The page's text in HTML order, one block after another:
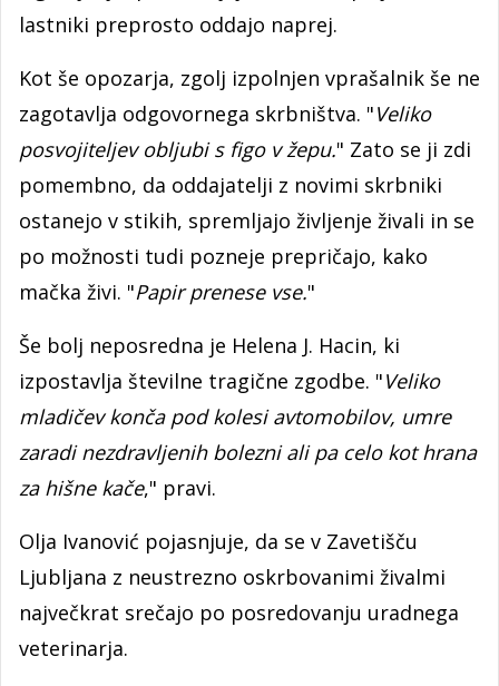
lastniki preprosto oddajo naprej.
Kot še opozarja, zgolj izpolnjen vprašalnik še ne
zagotavlja odgovornega skrbništva. "Veliko
posvojiteljev obljubi s figo v žepu." Zato se ji zdi
pomembno, da oddajatelji z novimi skrbniki
ostanejo v stikih, spremljajo življenje živali in se
po možnosti tudi pozneje prepričajo, kako
mačka živi. "Papir prenese vse."
Še bolj neposredna je Helena J. Hacin, ki
izpostavlja številne tragične zgodbe. "Veliko
mladičev konča pod kolesi avtomobilov, umre
zaradi nezdravljenih bolezni ali pa celo kot hrana
za hišne kače," pravi.
Olja Ivanović pojasnjuje, da se v Zavetišču
Ljubljana z neustrezno oskrbovanimi živalmi
največkrat srečajo po posredovanju uradnega
veterinarja.